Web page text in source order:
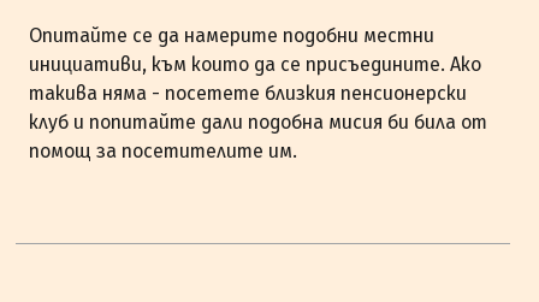
Опитайте се да намерите подобни местни
инициативи, към които да се присъедините. Ако
такива няма - посетете близкия пенсионерски
клуб и попитайте дали подобна мисия би била от
помощ за посетителите им.